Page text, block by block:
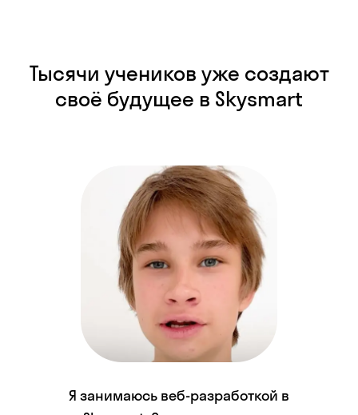
Тысячи учеников уже создают
своё будущее в Skysmart
Я занимаюсь веб-разработкой в